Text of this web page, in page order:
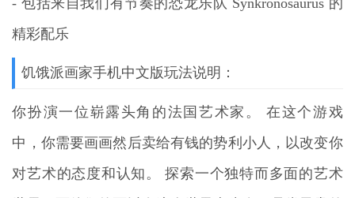
精彩配乐
饥饿派画家手机中文版玩法说明：
你扮演一位崭露头角的法国艺术家。 在这个游戏
中，你需要画画然后卖给有钱的势利小人，以改变你
对艺术的态度和认知。 探索一个独特而多面的艺术